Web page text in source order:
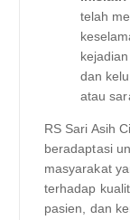
telah
dan
atau
RS Sari Asih
beradaptasi
masyarakat
terhadap
pasien, dan